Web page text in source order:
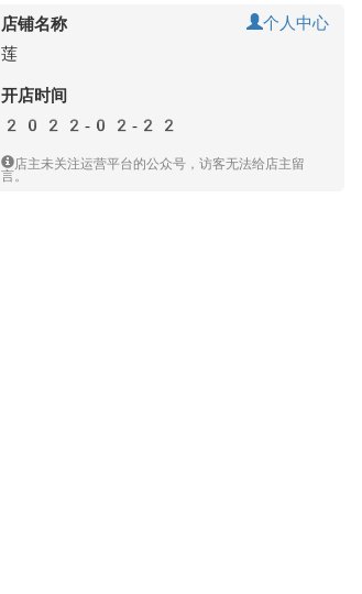
店铺名称 个人中心
莲
开店时间
2022-02-22
店主未关注运营平台的公众号，访客无法给店主留
言。